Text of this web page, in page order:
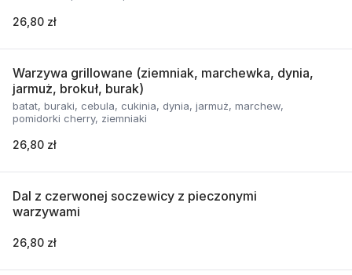
26,80 zł
Warzywa grillowane (ziemniak, marchewka, dynia,
jarmuż, brokuł, burak)
batat, buraki, cebula, cukinia, dynia, jarmuż, marchew,
pomidorki cherry, ziemniaki
26,80 zł
Dal z czerwonej soczewicy z pieczonymi
warzywami
26,80 zł